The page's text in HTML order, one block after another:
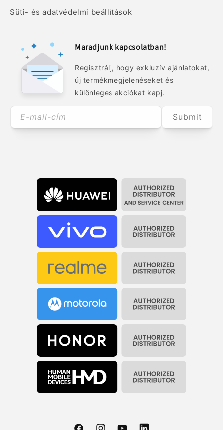
Süti- és adatvédelmi beállítások
Maradjunk kapcsolatban!
Regisztrálj, hogy exkluzív ajánlatokat,
új termékmegjelenéseket és
különleges akciókat kapj.
E-mail-cím Submit